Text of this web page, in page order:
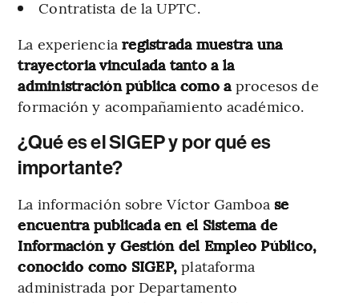
Contratista de la UPTC.
La experiencia registrada muestra una
trayectoria vinculada tanto a la
administración pública como a procesos de
formación y acompañamiento académico.
¿Qué es el SIGEP y por qué es
importante?
La información sobre Víctor Gamboa se
encuentra publicada en el Sistema de
Información y Gestión del Empleo Público,
conocido como SIGEP, plataforma
administrada por Departamento